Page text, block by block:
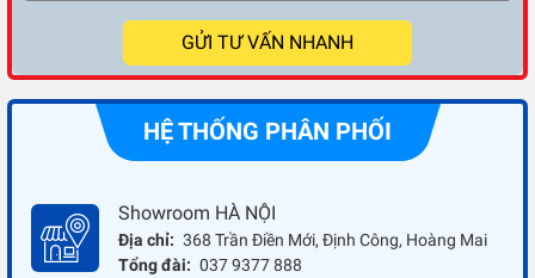
GỬI TƯ VẤN NHANH
HỆ THỐNG PHÂN PHỐI
Showroom HÀ NỘI
Địa chỉ: 368 Trần Điền Mới, Định Công, Hoàng Mai
Tổng đài: 037 9377 888